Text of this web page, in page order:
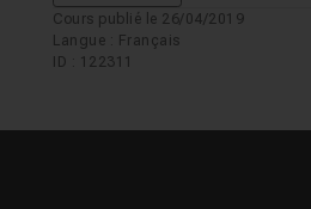
Cours publié le 26/04/2019
Langue : Français
ID : 122311